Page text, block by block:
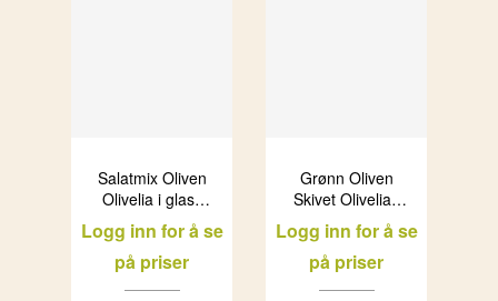
Salatmix Oliven
Olivelia i glass
(6x500ml)
Logg inn for å se
på priser
Grønn Oliven
Skivet Olivelia i
glass (6x500ml)
Logg inn for å se
på priser